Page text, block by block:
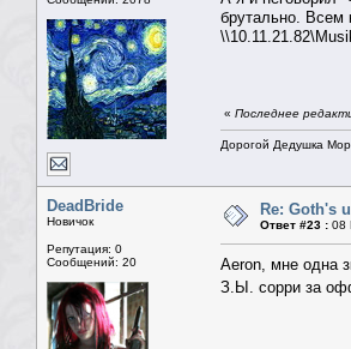
брутально. Всем
« Последнее
Дорогой Дедушка
DeadBride
Новичок
Репутация: 0
Сообщений: 20
Re: Goth's
Ответ #23 : 08
Aeron, мне одна
З.Ы. сорри за